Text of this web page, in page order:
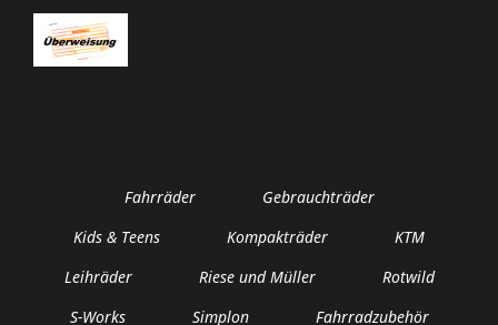
Fahrräder
Gebrauchträder
Kids & Teens
Kompakträder
KTM
Leihräder
Riese und Müller
Rotwild
S-Works
Simplon Fahrradzubehör